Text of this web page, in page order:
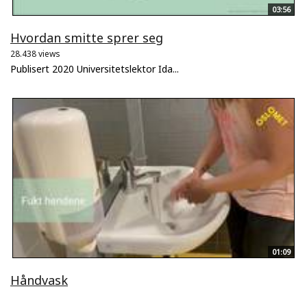
03:56
Hvordan smitte sprer seg
28.438 views
Publisert 2020 Universitetslektor Ida...
01:09
Håndvask